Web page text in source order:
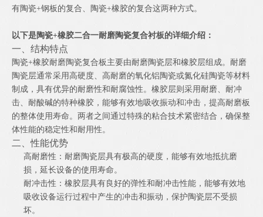
有陶瓷+钢板的复合、陶瓷+橡胶的复合这两种方式。
以下是陶瓷+橡胶二合一耐磨陶瓷复合衬板的详细介绍：
一、结构特点
陶瓷+橡胶耐磨陶瓷复合板主要由耐磨陶瓷层和橡胶层组成。耐磨
陶瓷层通常采用高硬度、高耐磨的氧化铝陶瓷或氮化硅陶瓷等材料
制成，具有优异的耐磨性和耐腐蚀性。橡胶层则采用耐磨、耐冲
击、耐酸碱的特种橡胶，能够有效地吸收振动和冲击，提高耐磨板
的整体使用寿命。两者之间通过特殊的粘合技术紧密结合，确保整
体性能的稳定性和耐用性。
二、性能优势
高耐磨性：耐磨陶瓷层具有极高的硬度，能够有效地抵抗磨
损，延长设备的使用寿命。
耐冲击性：橡胶层具有良好的弹性和耐冲击性能，能够有效地
吸收设备运行过程中产生的冲击和振动，保护陶瓷层不受损
坏。